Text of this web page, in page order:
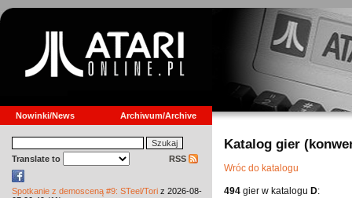
Nowinki/News Archiwum/Archive
Translate to RSS
Spotkanie z demosceną #9: STeel/Tori z 2026-08-
Katalog gier
Wróc do katalogu
494 gier w katalogu D: